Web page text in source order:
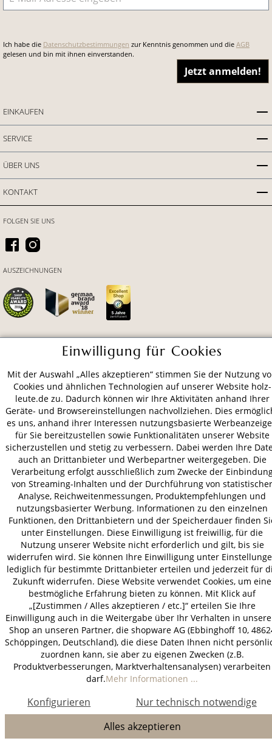
Ich habe die Datenschutzbestimmungen zur Kenntnis genommen und die AGB
gelesen und bin mit ihnen einverstanden.
Jetzt anmelden!
EINKAUFEN
SERVICE
ÜBER UNS
KONTAKT
VERSAND
FOLGEN SIE UNS
AUSZEICHNUNGEN
AGB Datenschutz
Impressum
© 2026 HOLZ-LEUTE
* Alle Preise inkl. gesetzl. Mehrwertsteuer zzgl.Versandkosten.
Einwilligung für Cookies
Mit der Auswahl „Alles akzeptieren“ stimmen Sie der Nutzung
Cookies und ähnlichen Technologien auf unserer Website holz-
leute.de zu. Dadurch können wir Ihre Aktivitäten anhand Ihrer
Geräte- und Browsereinstellungen nachvollziehen. Dies
es uns, anhand ihrer Interessen nutzungsbasierte
für Sie bereitzustellen sowie Funktionalitäten unserer Website
sicherzustellen und stetig zu verbessern. Dabei werden Ihre
auch an Drittanbieter und Werbepartner weitergegeben. Die
Verarbeitung erfolgt ausschließlich zum Zwecke der
von Streaming-Inhalten und der Durchführung von statistischer
Analyse, Reichweitenmessungen, Produktempfehlungen und
nutzungsbasierter Werbung. Informationen zu den einzelnen
Funktionen, den Drittanbietern und der Speicherdauer finden
unter Einstellungen. Diese Einwilligung ist freiwillig, für die
Nutzung unserer Website nicht erforderlich und gilt, bis sie
widerrufen wird. Sie können Ihre Einwilligung unter
lediglich für bestimmte Drittanbieter erteilen und jederzeit für
Zukunft widerrufen. Diese Website verwendet Cookies, um eine
bestmögliche Erfahrung bieten zu können. Mit Klick auf
„[Zustimmen / Alles akzeptieren / etc.]“ erteilen Sie Ihre
Einwilligung auch in die Weitergabe über Ihr Verhalten in
Shop an unseren Partner, die shopware AG (Ebbinghoff 10,
Schöppingen, Deutschland), die diese Daten Ihnen nicht
zuordnen kann, sie aber zu eigenen Zwecken (z.B.
Produktverbesserungen, Marktverhaltensanalysen) verarbeiten
darf.Mehr Informationen ...
Nur technisch notwendige
Konfigurieren
Alles akzeptieren